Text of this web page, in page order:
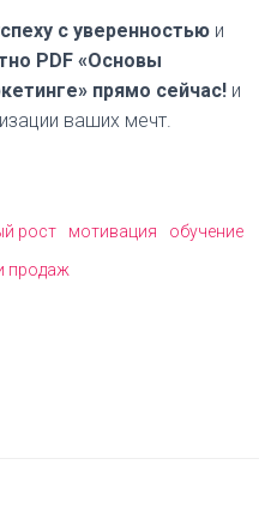
с уверенностью и
PDF «Основы
прямо сейчас! и
ваших мечт.
рост мотивация
обучение
продаж